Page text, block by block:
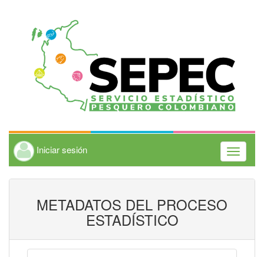
Iniciar sesión
Toggle
METADATOS DEL PROCESO
ESTADÍSTICO